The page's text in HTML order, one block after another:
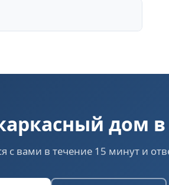
дом
вами в течение 15 минут и